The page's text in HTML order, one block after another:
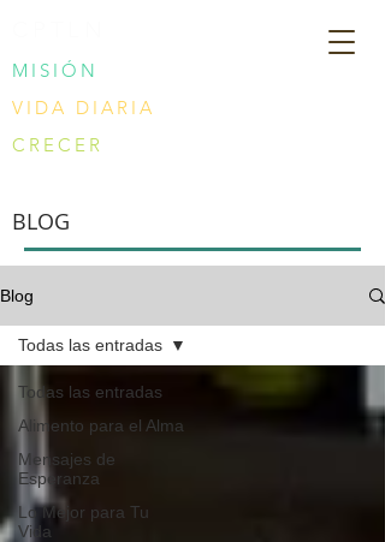
MISIÓN
VIDA DIARIA
CRECER
BLOG
Blog
Todas las entradas
Alimento para el Alma
Mensajes de
Esperanza
Lo Mejor para Tu
Vida
Todas las entradas